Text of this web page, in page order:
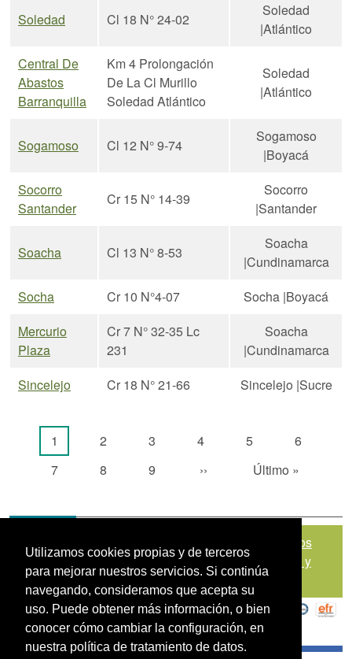
Utilizamos cookies propias y de terceros
para mejorar nuestros servicios. Si continúa
navegando, consideramos que acepta su
uso. Puede obtener más información, o bien
conocer cómo cambiar la configuración, en
nuestra política de tratamiento de datos.
Soledad Cl 18 N° 24-02
Soledad
|Atlántico
Central De
Abastos
Barranquilla
Km 4 Prolongación
De La Cl Murillo
Soledad Atlántico
Soledad
|Atlántico
Sogamoso Cl 12 N° 9-74
Sogamoso
|Boyacá
Socorro
Santander
Cr 15 N° 14-39
Socorro
|Santander
Soacha Cl 13 N° 8-53
Soacha
|Cundinamarca
Socha
Cr 10 N°4-07
Socha |Boyacá
Mercurio
Plaza
Cr 7 N° 32-35 Lc
231
Soacha
|Cundinamarca
Sincelejo
Cr 18 N° 21-66 Sincelejo |Sucre
PaginaciónPágina actual
1 Página
2 Página
3 Página
4 Página
5 Página
6
Página
7 Página
8 Página
9 Siguiente página
›› Última página
Último »
Política de Tratamiento de Datos
Personales|Políticas de Seguridad, Términos y
Condiciones de Uso